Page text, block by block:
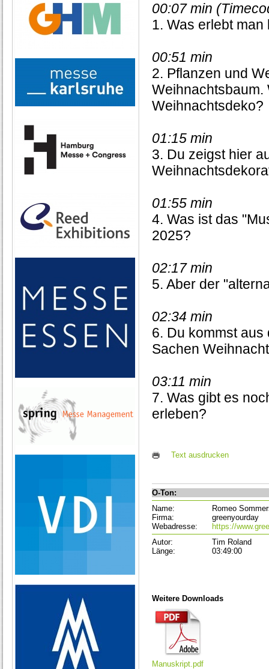
00:07 min
1. Was erlebt
00:51 min
2. Pflanzen und
Weihnachtsbaum.
Weihnachtsdeko?
01:15 min
3. Du zeigst hier
01:55 min
4. Was ist das
2025?
02:17 min
5. Aber der
02:34 min
6. Du kommst
Sachen
03:11 min
7. Was gibt es
erleben?
Text ausdrucken
O-Ton:
Name:
Romeo
Firma:
greenyourday
Webadresse:
https://
Autor:
Tim Roland
Länge:
03:49:00
Weitere Downloads
Manuskript.pdf